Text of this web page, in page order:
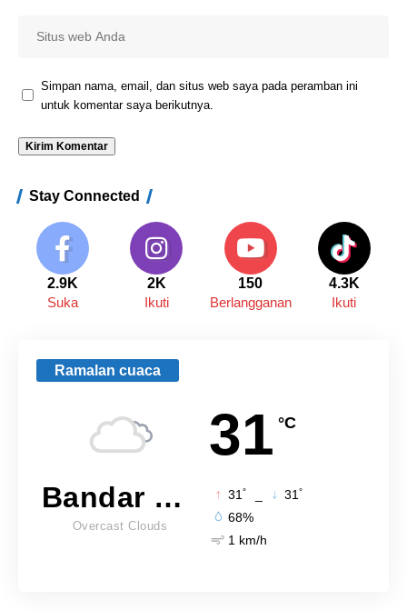
Simpan nama, email, dan situs web saya pada peramban ini
untuk komentar saya berikutnya.
Stay Connected
2.9K
Suka
2K
Ikuti
150
Berlangganan
4.3K
Ikuti
Ramalan cuaca
31 °C
Bandar Lampung
Overcast Clouds
31 ° 31 °
68%
1 km/h